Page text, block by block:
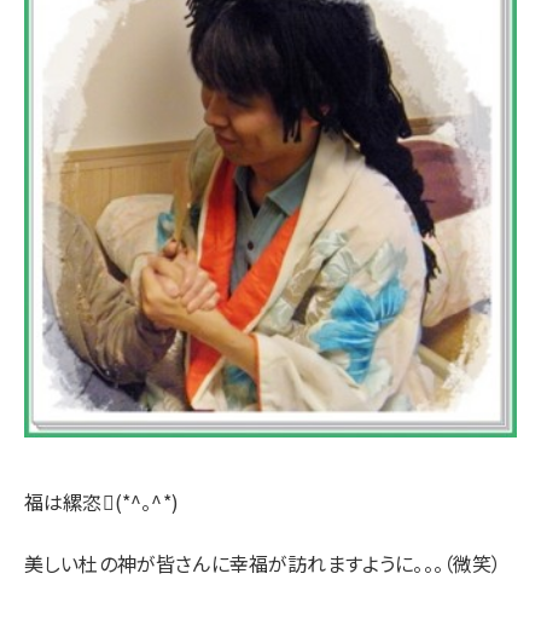
福は縲恣(*^。^*)
美しい杜の神が皆さんに幸福が訪れますように。。。（微笑）